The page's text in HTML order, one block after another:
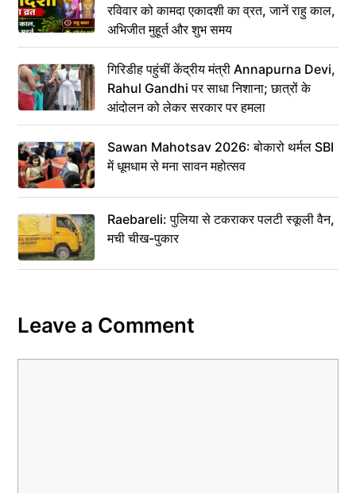
रविवार को कामदा एकादशी का व्रत, जानें राहु काल,
अभिजीत मुहूर्त और शुभ समय
गिरिडीह पहुंचीं केंद्रीय मंत्री Annapurna Devi,
Rahul Gandhi पर साधा निशाना; छात्रों के
आंदोलन को लेकर सरकार पर हमला
Sawan Mahotsav 2026: बोकारो थर्मल SBI
में धूमधाम से मना सावन महोत्सव
Raebareli: पुलिया से टकराकर पलटी स्कूली वैन,
मची चीख-पुकार
Leave a Comment